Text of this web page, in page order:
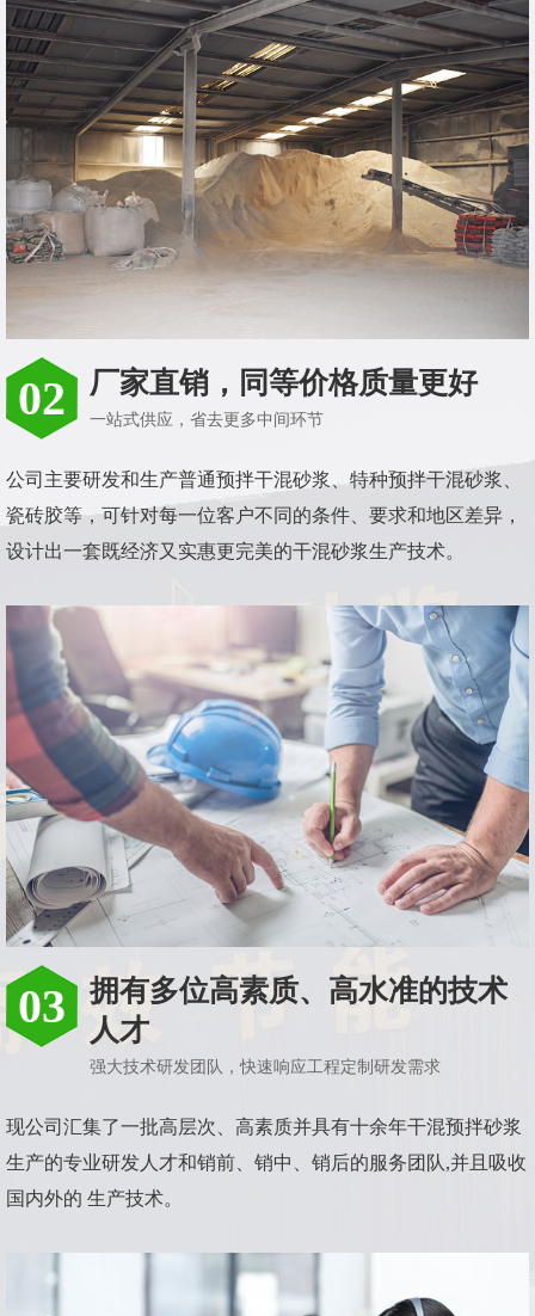
02 厂家直销，同等价格质量更好
一站式供应，省去更多中间环节
公司主要研发和生产普通预拌干混砂浆、特种预拌干混砂浆、
瓷砖胶等，可针对每一位客户不同的条件、要求和地区差异，
设计出一套既经济又实惠更完美的干混砂浆生产技术。
03
拥有多位高素质、高水准的技术
人才
强大技术研发团队，快速响应工程定制研发需求
现公司汇集了一批高层次、高素质并具有十余年干混预拌砂浆
生产的专业研发人才和销前、销中、销后的服务团队,并且吸收
国内外的 生产技术。